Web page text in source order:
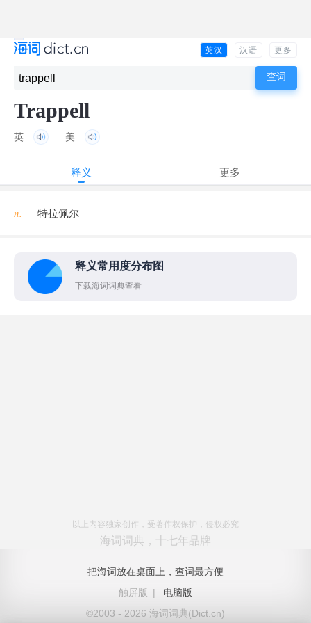
英汉 汉语 更多
Trappell
英 美
释义 更多
n. 特拉佩尔
释义常用度分布图
下载海词词典查看
以上内容独家创作，受著作权保护，侵权必究
海词词典，十七年品牌
把海词放在桌面上，查词最方便
触屏版
|
电脑版
©2003 - 2026 海词词典(Dict.cn)